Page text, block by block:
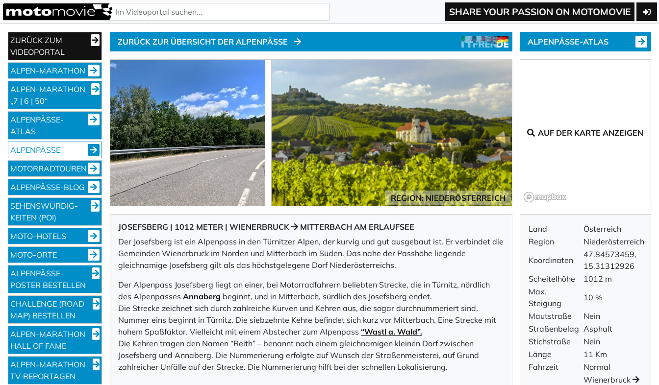
SHARE YOUR PASSION ON MOTOMOVIE
ZURÜCK ZUM
VIDEOPORTAL
ALPEN-MARATHON
ALPEN-MARATHON
„7 | 6 | 50“
ALPENPÄSSE-
ATLAS
ALPENPÄSSE
MOTORRADTOUREN
ALPENPÄSSE-BLOG
SEHENS­WÜRDIG­
KEITEN (POI)
MOTO-HOTELS
MOTO-ORTE
ALPENPÄSSE-
POSTER BESTELLEN
CHALLENGE (ROAD
MAP) BESTELLEN
ALPEN-MARATHON
HALL OF FAME
ALPEN-MARATHON
TV‑REPORTAGEN
ZURÜCK ZUR ÜBERSICHT DER ALPENPÄSSE
REGION: NIEDERÖSTERREICH
ALPENPÄSSE-ATLAS
AUF DER KARTE ANZEIGEN
JOSEFSBERG | 1012 METER | WIENERBRUCK
MITTERBACH AM ERLAUFSEE
Der Josefsberg ist ein Alpenpass in den Türnitzer Alpen, der kurvig und gut ausgebaut ist. Er verbindet die
Gemeinden Wienerbruck im Norden und Mitterbach im Süden. Das nahe der Passhöhe liegende
gleichnamige Josefsberg gilt als das höchstgelegene Dorf Niederösterreichs.
Der Alpenpass Josefsberg liegt an einer, bei Motorradfahrern beliebten Strecke, die in Türnitz, nördlich
des Alpenpasses Annaberg beginnt, und in Mitterbach, sürdlich des Josefsberg endet.
Die Strecke zeichnet sich durch zahlreiche Kurven und Kehren aus, die sogar durchnummeriert sind.
Nummer eins beginnt in Türnitz. Die siebzehnte Kehre befindet sich kurz vor Mitterbach. Eine Strecke mit
hohem Spaßfaktor. Vielleicht mit einem Abstecher zum Alpenpass “Wastl a. Wald”.
Die Kehren tragen den Namen “Reith” – benannt nach einem gleichnamigen kleinen Dorf zwischen
Josefsberg und Annaberg. Die Nummerierung erfolgte auf Wunsch der Straßenmeisterei, auf Grund
zahlreicher Unfälle auf der Strecke. Die Nummerierung hilft bei der schnellen Lokalisierung.
Land
Österreich
Region
Niederösterreich
Koordinaten
47.84573459,
15.31312926
Scheitelhöhe
1012 m
Max.
Steigung
10 %
Mautstraße
Nein
Straßenbelag Asphalt
Stichstraße
Nein
Länge
11 Km
Fahrzeit
Normal
Wienerbruck